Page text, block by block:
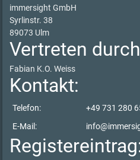
immersight GmbH
Syrlinstr. 38
89073 Ulm
Vertreten
Fabian K.O. Weiss
Kontakt:
Telefon:
+49 731 280
E-Mail: